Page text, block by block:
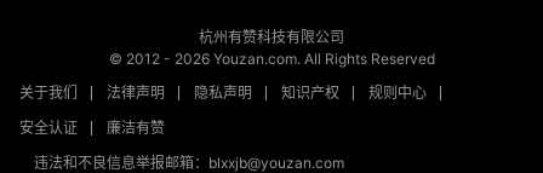
杭州有赞科技有限公司
© 2012 - 2026Youzan.com. All Rights Reserved
关于我们
法律声明 隐私声明 知识产权
规则中心
安全认证
廉洁有赞
违法和不良信息举报邮箱：blxxjb@youzan.com